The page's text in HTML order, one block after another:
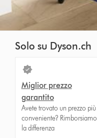
Solo su Dyson.ch
Miglior prezzo
garantito
Avete trovato un prezzo più
conveniente? Rimborsiamo
la differenza